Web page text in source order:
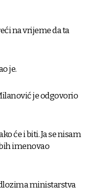
na vrijeme da ta
je.
je odgovorio
će i biti. Ja se nisam
imenovao
ministarstva